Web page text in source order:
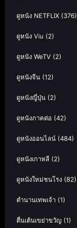
ดูหนัง NETFLIX (376)
ดูหนัง Viu (2)
ดูหนัง WeTV (2)
ดูหนังจีน (12)
ดูหนังญี่ปุ่น (2)
ดูหนังภาคต่อ (42)
ดูหนังออนไลน์ (484)
ดูหนังเกาหลี (2)
ดูหนังใหม่ชนโรง (82)
ตำนานเทพเจ้า (1)
ตื่นเต้นเขย่าขวัญ (1)